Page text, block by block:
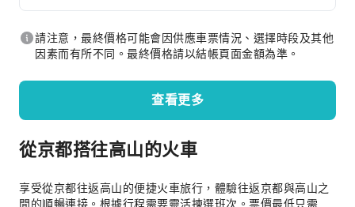
請注意，最終價格可能會因供應車票情況、選擇時段及其他
因素而有所不同。最終價格請以結帳頁面金額為準。
查看更多
從京都搭往高山的火車
享受從京都往返高山的便捷火車旅行，體驗往返京都與高山之
間的順暢連接。根據行程需要靈活揀選班次。票價最低只需